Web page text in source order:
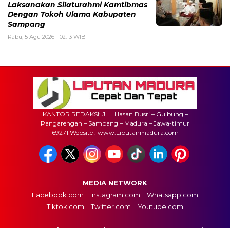
Laksanakan Silaturahmi Kamtibmas
Dengan Tokoh Ulama Kabupaten
Sampang
Rabu, 5 Agu 2026 - 02:13 WIB
KANTOR REDAKSI: Jl H.Hasan Busri – Gulbung –
Pangarengan – Sampang – Madura – Jawa-timur
69271 Website : www.Liputanmadura.com
MEDIA NETWORK
Facebook.com
Instagram.com
Whatsapp.com
Tiktok.com
Twitter.com Youtube.com